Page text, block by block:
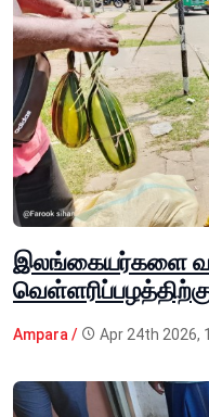
இலங்கையர்களை
Ampara / Apr 24th 2026,